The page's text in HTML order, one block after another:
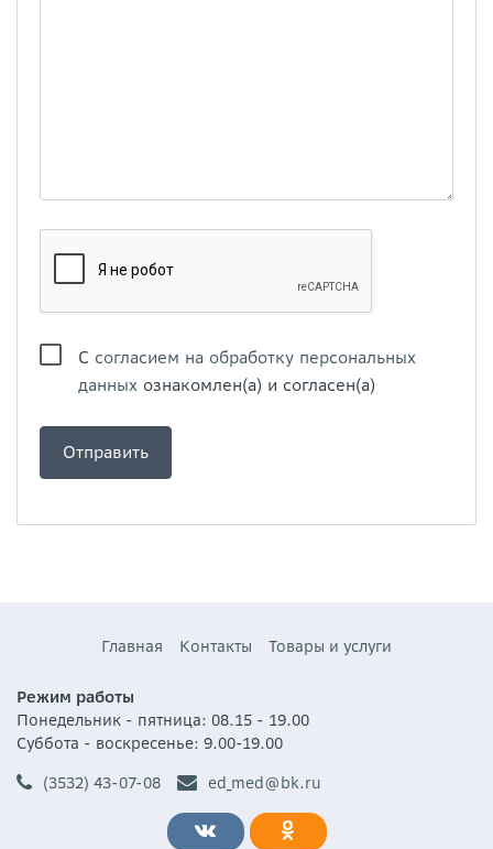
С согласием на обработку персональных
данных ознакомлен(а) и согласен(а)
Главная Контакты Товары и услуги
Режим работы
Понедельник - пятница: 08.15 - 19.00
Суббота - воскресенье: 9.00-19.00
(3532) 43-07-08
ed_med@bk.ru